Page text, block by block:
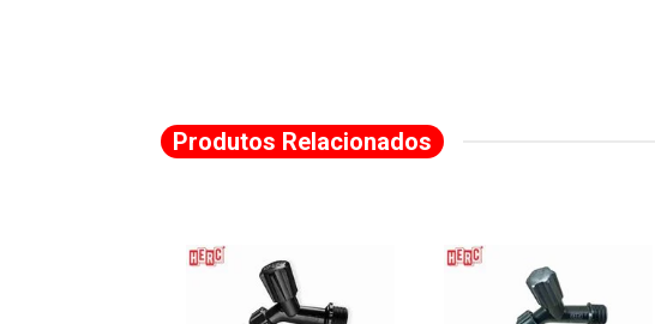
Produtos Relacionados